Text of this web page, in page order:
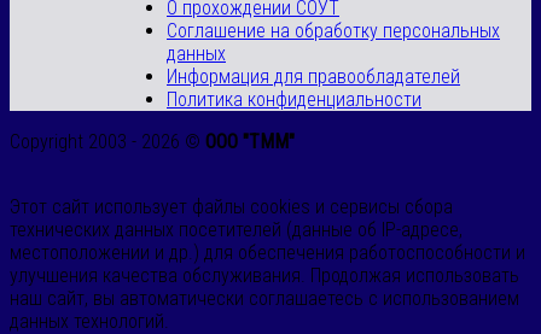
О прохождении СОУТ
Соглашение на обработку персональных
данных
Информация для правообладателей
Политика конфиденциальности
Copyright 2003 - 2026 © ООО "ТММ"
Этот сайт использует файлы cookies и сервисы сбора
технических данных посетителей (данные об IP-адресе,
местоположении и др.) для обеспечения работоспособности и
улучшения качества обслуживания. Продолжая использовать
наш сайт, вы автоматически соглашаетесь с использованием
данных технологий.